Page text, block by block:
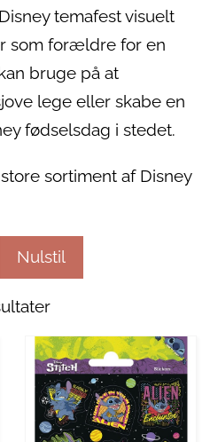
temafest visuelt
som forældre for en
bruge på at
lege eller skabe en
fødselsdag i stedet.
sortiment af Disney
Nulstil